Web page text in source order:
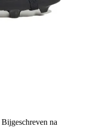
Bijgeschreven na